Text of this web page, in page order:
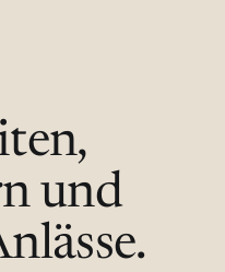
und